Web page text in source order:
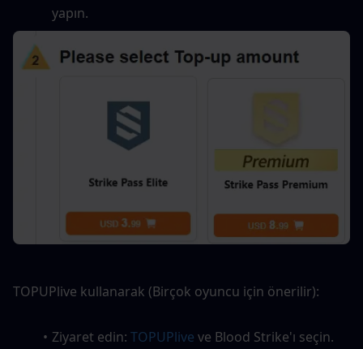
yapın.
TOPUPlive kullanarak (Birçok oyuncu için önerilir):
Ziyaret edin: TOPUPlive ve Blood Strike'ı seçin.